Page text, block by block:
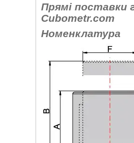
Прямі поставки
Cubometr.com
Номенклатура